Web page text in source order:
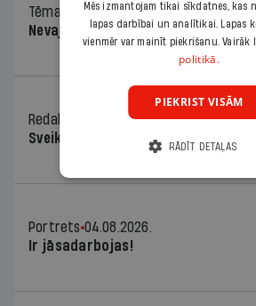
Tēma
04.08.2026.
Nevajag baidīties!
Redaktora sleja
04.08.2026.
Sveika un sveiks!
Portrets 04.08.2026.
Ir jāsadarbojas!
Mēs izmantojam tikai sīkdatnes, kas
lapas darbībai un analītikai. Lapas
vienmēr var mainīt piekrišanu. Vairāk
politikā.
PIEKRIST VISĀM
RĀDĪT DETAĻAS